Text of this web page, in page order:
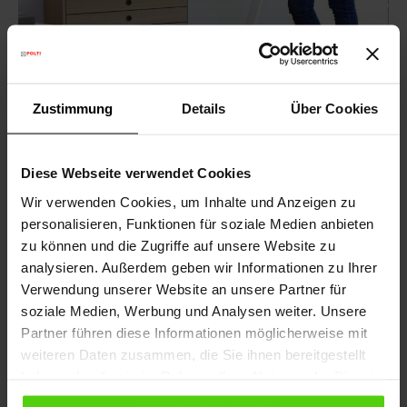
Zustimmung Details Über Cookies
Diese Webseite verwendet Cookies
Wir verwenden Cookies, um Inhalte und Anzeigen zu
personalisieren, Funktionen für soziale Medien anbieten
zu können und die Zugriffe auf unsere Website zu
analysieren. Außerdem geben wir Informationen zu Ihrer
Verwendung unserer Website an unsere Partner für
soziale Medien, Werbung und Analysen weiter. Unsere
Partner führen diese Informationen möglicherweise mit
weiteren Daten zusammen, die Sie ihnen bereitgestellt
gesammelt haben.
Polti Forzaspira Slim SR110
Scopa elettrica 2 in 1 ricaricabile senza filo, per pulire
tutta la casa senza limiti.
VAI AL PRODOTTO